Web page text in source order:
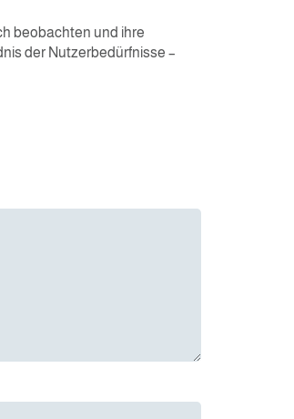
beobachten und ihre
der Nutzerbedürfnisse –